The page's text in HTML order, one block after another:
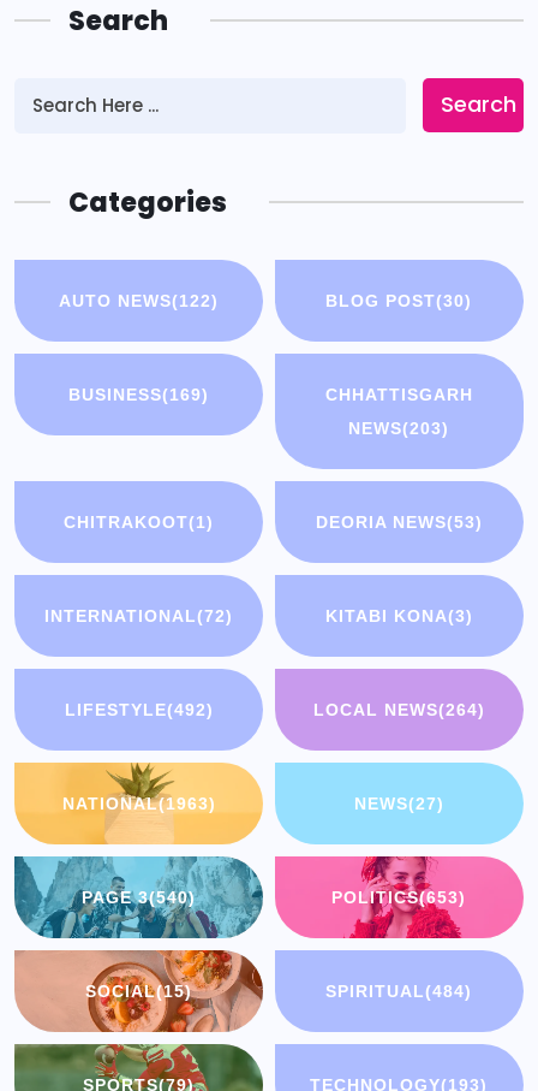
Search
Search
Categories
AUTO NEWS(122) BLOG POST(30)
BUSINESS(169)
CHHATTISGARH
NEWS(203)
CHITRAKOOT(1) DEORIA NEWS(53)
INTERNATIONAL(72) KITABI KONA(3)
LIFESTYLE(492) LOCAL NEWS(264)
NATIONAL(1963) NEWS(27)
PAGE 3(540) POLITICS(653)
SOCIAL(15) SPIRITUAL(484)
SPORTS(79) TECHNOLOGY(193)